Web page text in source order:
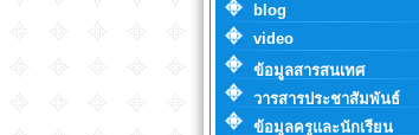
blog
video
ข้อมูลสารสนเทศ
วารสารประชาสัมพันธ์
ข้อมูลครูและนักเรียน